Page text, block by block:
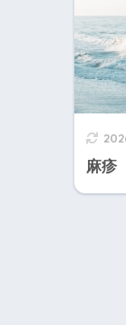
麻疹